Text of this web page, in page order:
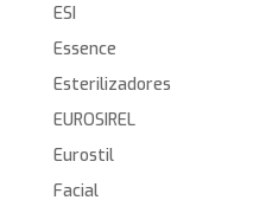
ESI
Essence
Esterilizadores
EUROSIREL
Eurostil
Facial